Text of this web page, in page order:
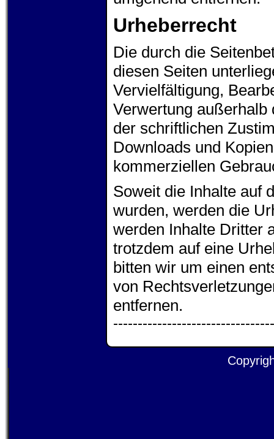
Urheberrecht
Die durch die
diesen Seiten
Vervielfältigung,
Verwertung außerhalb
der schriftlichen
Downloads und
kommerziellen
Soweit die Inhalte auf
wurden, werden die
werden Inhalte Dritter
trotzdem auf eine
bitten wir um einen
von
entfernen.